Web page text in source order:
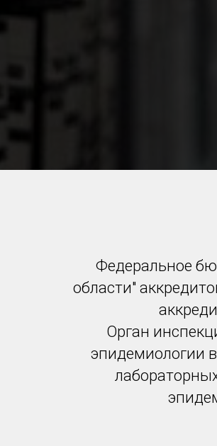
Федеральное
области"
Орган
эпидемиологии